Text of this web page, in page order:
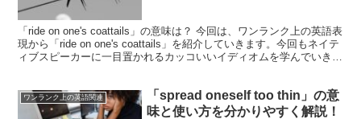
「ride on one's coattails」の意味は？ 今回は、ワンランク上の英語表
現から「ride on one's coattails」を紹介していきます。今回もネイテ
ィブスピーカーに一目置かれるカッコいいイディオムを学んでいき
ワンランク上の英語関連
「spread oneself too thin」の意
味と使い方を分かりやすく解説！